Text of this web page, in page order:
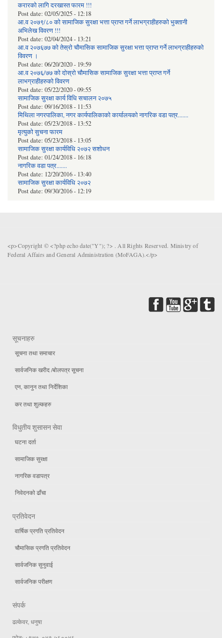
करारको लागि दरखास्त फारम !!!
Post date: 02/05/2025 - 12:18
आ.व २०७९/८० को सामाजिक सुरक्षा भत्ता प्राप्त गर्ने लाभग्राहीहरुको भुक्तानी
अभिलेख विवरण !!!
Post date: 02/04/2024 - 13:21
आ.व २०७६७७ को तेस्रो चौमासिक सामाजिक सुरक्षा भत्ता प्राप्त गर्ने लाभग्राहीहरुको
विवरण ।
Post date: 06/20/2020 - 19:59
आ.व २०७६/७७ को दोस्रो चौमासिक सामाजिक सुरक्षा भत्ता प्राप्त गर्ने
लाभग्राहीहरुको विवरण
Post date: 05/22/2020 - 09:55
सामाजिक सुरक्षा कार्य विधि स‌चालन २०७५
Post date: 09/16/2018 - 11:53
मिथिला नगरपालिका, नगर कार्यपालिकाको कार्यालयकाे नागरिक वडा पत्र.......
Post date: 05/23/2018 - 13:52
मृत्युको सुचना फारम
Post date: 05/23/2018 - 13:05
सामाजिक सुरक्षा कार्यविधि २०७२ स‌शाेधन
Post date: 01/24/2018 - 16:18
नागरिक वडा पत्र.......
Post date: 12/20/2016 - 13:40
सामाजिक सुरक्षा कार्यविधि २०७२
Post date: 09/30/2016 - 12:19
<p>Copyright © <?php echo date("Y"); ?> . All Rights Reserved. Ministry of
Federal Affairs and General Administration (MoFAGA).</p>
सूचनाहरु
सूचना तथा समाचार
सार्वजनिक खरीद /बोलपत्र सूचना
एन, कानुन तथा निर्देशिका
कर तथा शुल्कहरु
विधुतीय शुसासन सेवा
घटना दर्ता
सामाजिक सुरक्षा
नागरिक वडापत्र
निवेदनको ढाँचा
प्रतिवेदन
वार्षिक प्रगति प्रतिवेदन
चौमासिक प्रगति प्रतिवेदन
सार्वजनिक सुनुवाई
सार्वजनिक परीक्षण
संपर्क
ढल्केवर, धनुषा